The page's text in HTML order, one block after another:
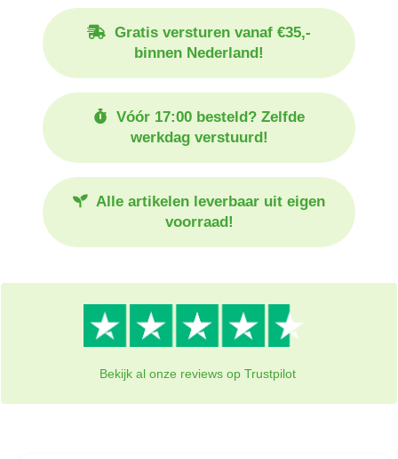
Gratis versturen vanaf €35,-
binnen Nederland!
Vóór 17:00 besteld? Zelfde
werkdag verstuurd!
Alle artikelen leverbaar uit eigen
voorraad!
Bekijk al onze reviews op Trustpilot